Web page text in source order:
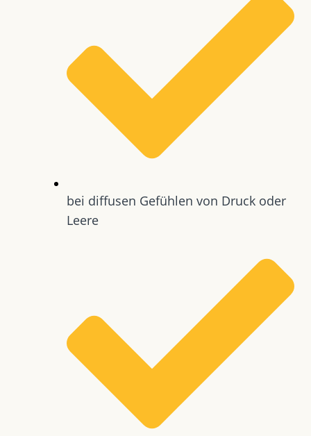
bei diffusen Gefühlen von Druck oder
Leere